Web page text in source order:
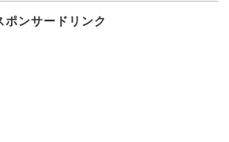
ポンサードリンク